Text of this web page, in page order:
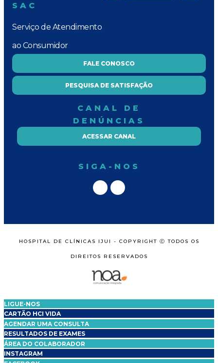
SAC
Serviço de Atendimento
ao Consumidor
FALE CONOSCO
PESQUISA DE SATISFAÇÃO
CANAL DE
DENÚNCIAS
ACESSAR CANAL
SIGA-NOS
HOSPITAL DE CLÍNICAS IJUI - COPYRIGHT Ⓒ TODOS OS
DIREITOS RESERVADOS
LIGUE-NOS
CARTÃO HCI VIDA
AGENDAR UMA CONSULTA
RESULTADOS DE EXAMES
ÁREA DO COLABORADOR
INSTAGRAM